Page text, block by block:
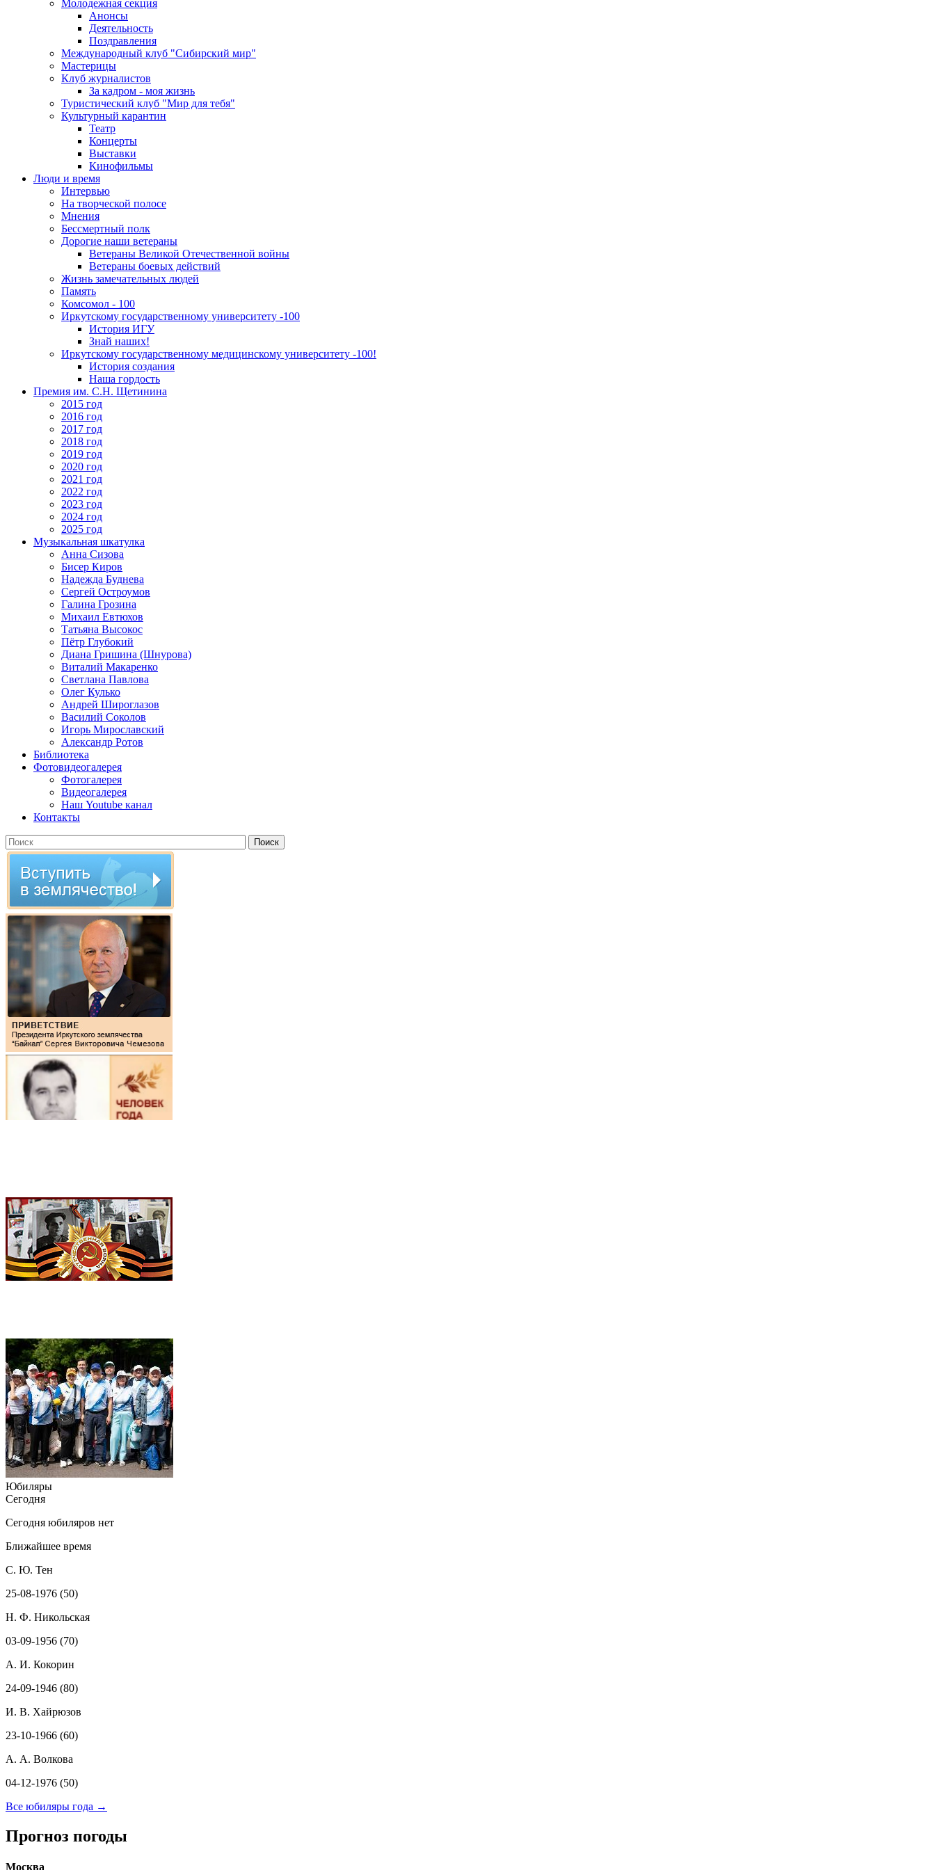
Молодежная секция
Анонсы
Деятельность
Поздравления
Международный клуб "Сибирский мир"
Мастерицы
Клуб журналистов
За кадром - моя жизнь
Туристический клуб "Мир для тебя"
Культурный карантин
Театр
Концерты
Выставки
Кинофильмы
Люди и время
Интервью
На творческой полосе
Мнения
Бессмертный полк
Дорогие наши ветераны
Ветераны Великой Отечественной войны
Ветераны боевых действий
Жизнь замечательных людей
Память
Комсомол - 100
Иркутскому государственному университету -100
История ИГУ
Знай наших!
Иркутскому государственному медицинскому университету -100!
История создания
Наша гордость
Премия им. С.Н. Щетинина
2015 год
2016 год
2017 год
2018 год
2019 год
2020 год
2021 год
2022 год
2023 год
2024 год
2025 год
Музыкальная шкатулка
Анна Сизова
Бисер Киров
Надежда Буднева
Сергей Остроумов
Галина Грозина
Михаил Евтюхов
Татьяна Высокос
Пётр Глубокий
Диана Гришина (Шнурова)
Виталий Макаренко
Светлана Павлова
Олег Кулько
Андрей Широглазов
Василий Соколов
Игорь Мирославский
Александр Ротов
Библиотека
Фотовидеогалерея
Фотогалерея
Видеогалерея
Наш Youtube канал
Контакты
Юбиляры
Сегодня
Сегодня юбиляров нет
Ближайшее время
С. Ю. Тен
25-08-1976 (50)
Н. Ф. Никольская
03-09-1956 (70)
А. И. Кокорин
24-09-1946 (80)
И. В. Хайрюзов
23-10-1966 (60)
А. А. Волкова
04-12-1976 (50)
Все юбиляры года →
Прогноз погоды
Москва